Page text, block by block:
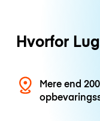
Hvorfor
Mere end